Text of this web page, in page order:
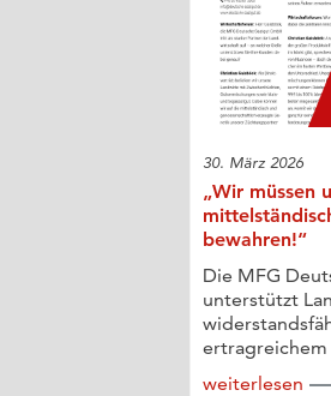
30. März 2026
„Wir müssen
bewahren!“
Die MFG
unterstützt
ertragreichem
weiterlesen